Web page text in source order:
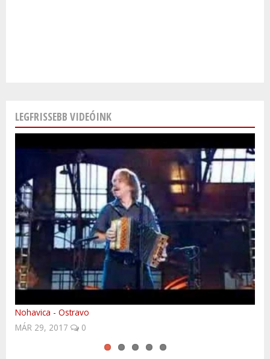
LEGFRISSEBB VIDEÓINK
Nohavica - Ostravo
Easy to be finished?
JAN 10, 2016
0
Fedezd fel Lengyelországot!
Volvo Trucks platooning first time in Central-Europe
Szlovákia - télen is a meglepetések országa!